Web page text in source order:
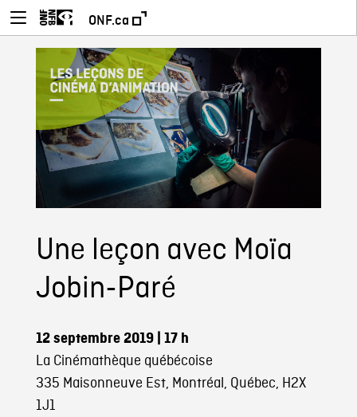
ONF.ca
Une leçon avec Moïa
Jobin-Paré
12 septembre 2019| 17 h
La Cinémathèque québécoise
335 Maisonneuve Est, Montréal, Québec, H2X
1J1